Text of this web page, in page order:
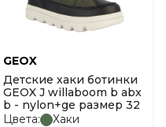
GEOX
Детские хаки ботинки
GEOX J willaboom b abx
b - nylon+ge размер 32
Цвета:
Хаки